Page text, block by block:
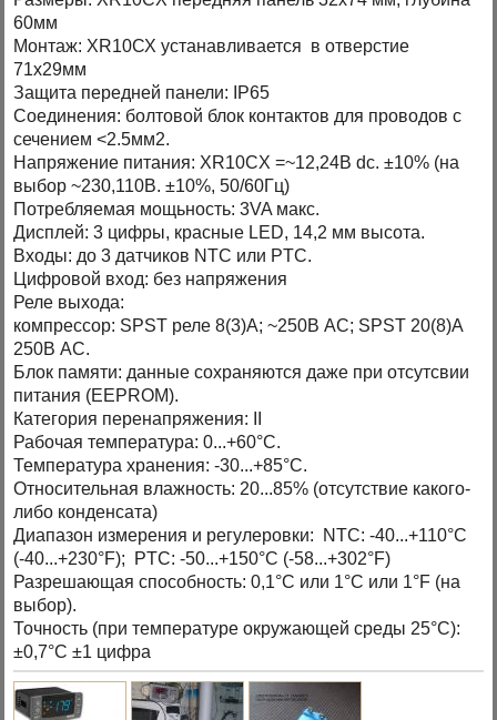
60мм
Монтаж: XR10СХ устанавливается в отверстие
71х29мм
Защита передней панели: IP65
Соединения: болтовой блок контактов для проводов с
сечением <2.5мм2.
Напряжение питания: XR10CХ =~12,24В dc. ±10% (на
выбор ~230,110B. ±10%, 50/60Гц)
Потребляемая мощьность: 3VA макс.
Дисплей: 3 цифры, красные LED, 14,2 мм высота.
Входы: до 3 датчиков NTC или PTC.
Цифровой вход: без напряжения
Реле выхода:
компрессор: SPST реле 8(3)A; ~250B АС; SPST 20(8)А
250В АС.
Блок памяти: данные сохраняются даже при отсутсвии
питания (EEPROM).
Категория перенапряжения: II
Рабочая температура: 0...+60°C.
Температура хранения: -30...+85°C.
Относительная влажность: 20...85% (отсутствие какого-
либо конденсата)
Диапазон измерения и регулеровки: NTC: -40...+110°C
(-40...+230°F); PTC: -50...+150°C (-58...+302°F)
Разрешающая способность: 0,1°C или 1°C или 1°F (на
выбор).
Точность (при температуре окружающей среды 25°C):
±0,7°C ±1 цифра